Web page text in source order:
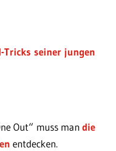
Tricks seiner jungen
Out“ muss man die
entdecken.